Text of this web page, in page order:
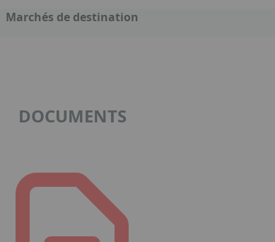
Marchés de destination
DOCUMENTS